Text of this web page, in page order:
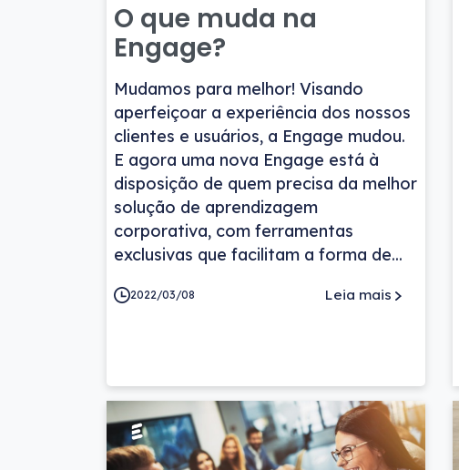
O que muda na
Engage?
Mudamos para melhor! Visando
aperfeiçoar a experiência dos nossos
clientes e usuários, a Engage mudou.
E agora uma nova Engage está à
disposição de quem precisa da melhor
solução de aprendizagem
corporativa, com ferramentas
exclusivas que facilitam a forma de...
2022/03/08 Leia mais